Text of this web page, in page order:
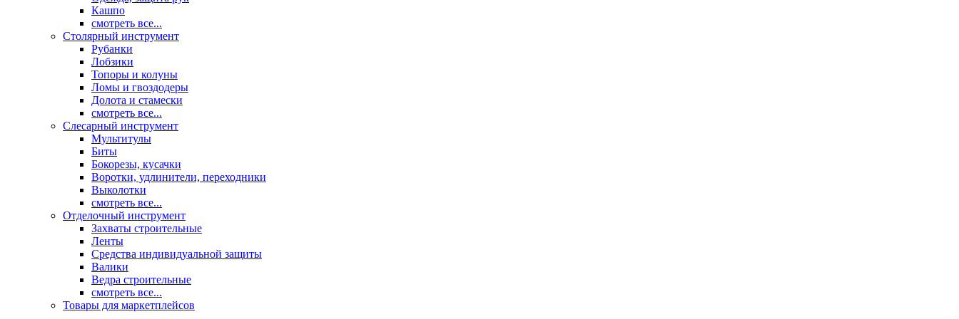
Кашпо
смотреть все...
Столярный инструмент
Рубанки
Лобзики
Топоры и колуны
Ломы и гвоздодеры
Долота и стамески
смотреть все...
Слесарный инструмент
Мультитулы
Биты
Бокорезы, кусачки
Воротки, удлинители, переходники
Выколотки
смотреть все...
Отделочный инструмент
Захваты строительные
Ленты
Средства индивидуальной защиты
Валики
Ведра строительные
смотреть все...
Товары для маркетплейсов